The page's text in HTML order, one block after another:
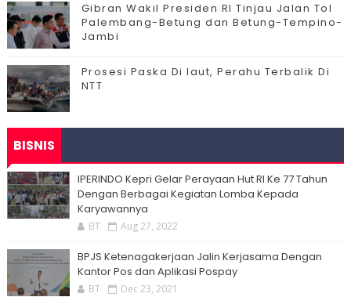
Gibran Wakil Presiden RI Tinjau Jalan Tol
Palembang-Betung dan Betung-Tempino-
Jambi
Prosesi Paska Di laut, Perahu Terbalik Di
NTT
BISNIS
IPERINDO Kepri Gelar Perayaan Hut RI Ke 77 Tahun
Dengan Berbagai Kegiatan Lomba Kepada
Karyawannya
BT Aug 27, 2022
BPJS Ketenagakerjaan Jalin Kerjasama Dengan
Kantor Pos dan Aplikasi Pospay
BT Dec 23, 2021